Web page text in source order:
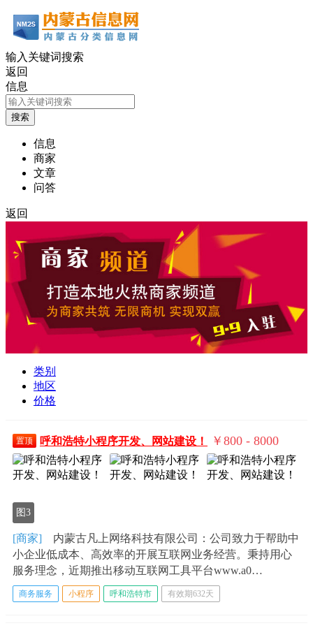
输入关键词搜索
返回
信息
信息
商家
文章
问答
返回
类别
地区
价格
置顶 呼和浩特小程序开发、网站建设！ ￥800 - 8000
图3
[商家] 内蒙古凡上网络科技有限公司：公司致力于帮助中
小企业低成本、高效率的开展互联网业务经营。秉持用心
服务理念，近期推出移动互联网工具平台www.a0…
商务服务 小程序 呼和浩特市 有效期632天